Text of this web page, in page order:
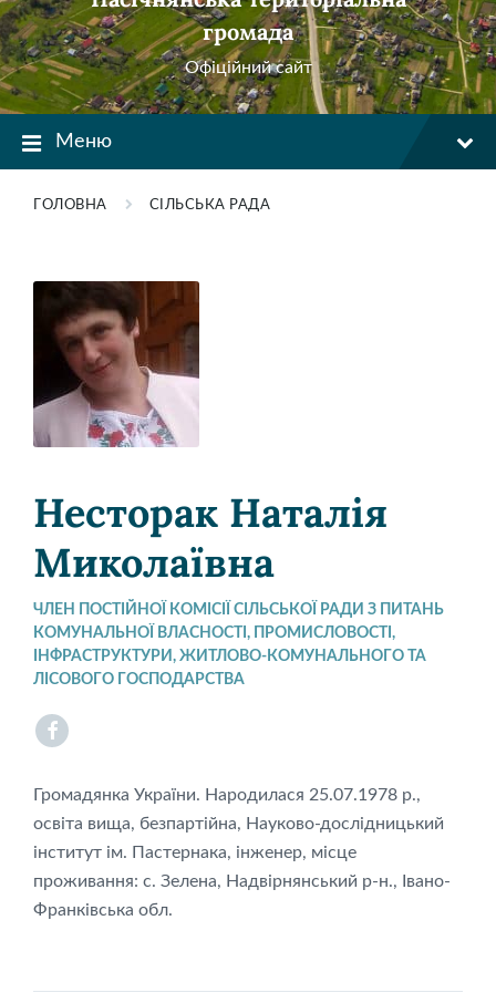
громада
Офіційний сайт
Меню
ГОЛОВНА СІЛЬСЬКА РАДА
Несторак Наталія
Миколаївна
ЧЛЕН ПОСТІЙНОЇ КОМІСІЇ СІЛЬСЬКОЇ РАДИ З ПИТАНЬ
КОМУНАЛЬНОЇ ВЛАСНОСТІ, ПРОМИСЛОВОСТІ,
ІНФРАСТРУКТУРИ, ЖИТЛОВО-КОМУНАЛЬНОГО ТА
ЛІСОВОГО ГОСПОДАРСТВА
Facebook
Громадянка України. Народилася 25.07.1978 р.,
освіта вища, безпартійна, Науково-дослідницький
інститут ім. Пастернака, інженер, місце
проживання: с. Зелена, Надвірнянський р-н., Івано-
Франківська обл.